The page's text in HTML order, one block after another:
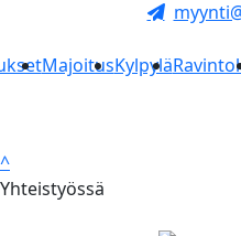
MajoitusKylpylä
^
Yhteistyössä